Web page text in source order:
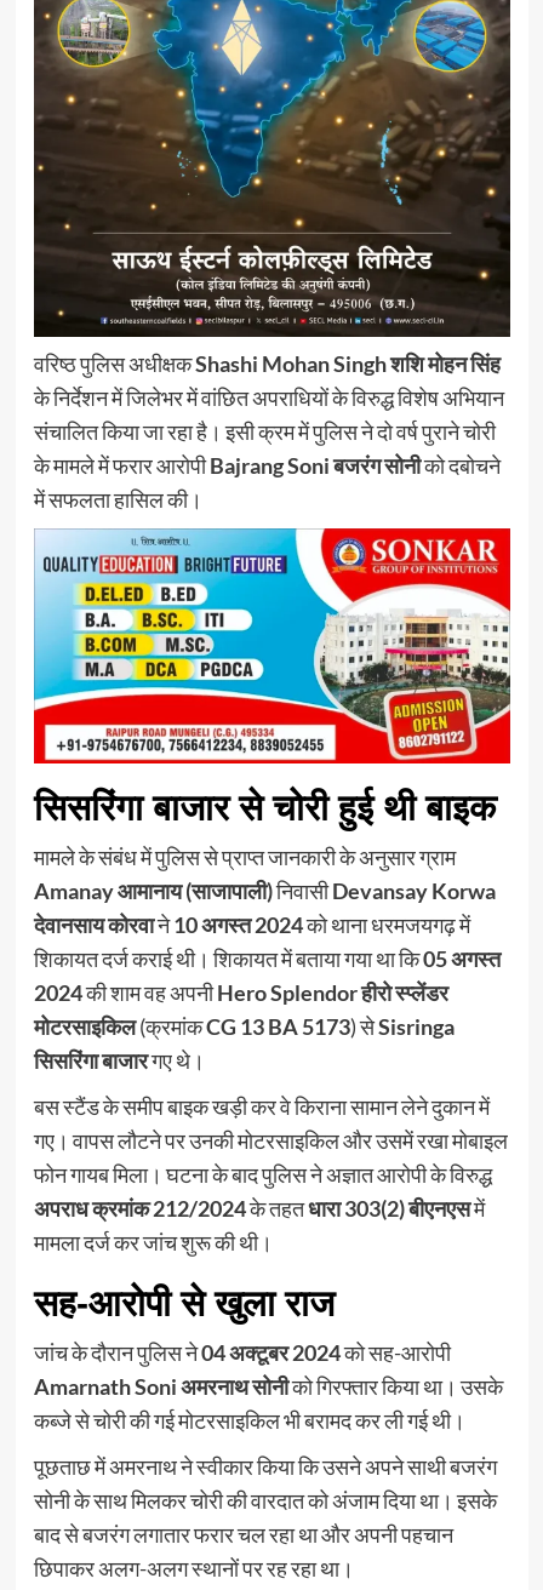
वरिष्ठ पुलिस अधीक्षकShashi Mohan Singh शशि मोहन सिंह
के निर्देशन में जिलेभर में वांछित अपराधियों के विरुद्ध विशेष अभियान
संचालित किया जा रहा है। इसी क्रम में पुलिस ने दो वर्ष पुराने चोरी
के मामले में फरार आरोपीBajrang Soni बजरंग सोनीको दबोचने
में सफलता हासिल की।
सिसरिंगा बाजार से चोरी हुई थी बाइक
मामले के संबंध में पुलिस से प्राप्त जानकारी के अनुसार ग्राम
Amanay आमानाय (साजापाली)निवासीDevansay Korwa
देवानसाय कोरवाने10 अगस्त 2024को थाना धरमजयगढ़ में
शिकायत दर्ज कराई थी। शिकायत में बताया गया था कि05 अगस्त
2024की शाम वह अपनीHero Splendor हीरो स्प्लेंडर
मोटरसाइकिल(क्रमांकCG 13 BA 5173) सेSisringa
सिसरिंगा बाजारगए थे।
बस स्टैंड के समीप बाइक खड़ी कर वे किराना सामान लेने दुकान में
गए। वापस लौटने पर उनकी मोटरसाइकिल और उसमें रखा मोबाइल
फोन गायब मिला। घटना के बाद पुलिस ने अज्ञात आरोपी के विरुद्ध
अपराध क्रमांक 212/2024के तहतधारा 303(2) बीएनएसमें
मामला दर्ज कर जांच शुरू की थी।
सह-आरोपी से खुला राज
जांच के दौरान पुलिस ने04 अक्टूबर 2024को सह-आरोपी
Amarnath Soni अमरनाथ सोनीको गिरफ्तार किया था। उसके
कब्जे से चोरी की गई मोटरसाइकिल भी बरामद कर ली गई थी।
पूछताछ में अमरनाथ ने स्वीकार किया कि उसने अपने साथी बजरंग
सोनी के साथ मिलकर चोरी की वारदात को अंजाम दिया था। इसके
बाद से बजरंग लगातार फरार चल रहा था और अपनी पहचान
छिपाकर अलग-अलग स्थानों पर रह रहा था।